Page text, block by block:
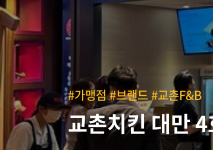
#가맹점 #브랜드 #교촌F&B
교촌치킨 대만